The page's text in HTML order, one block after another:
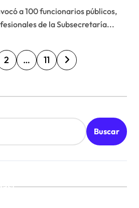
de la Subsecretaría...
2 … 11
Buscar